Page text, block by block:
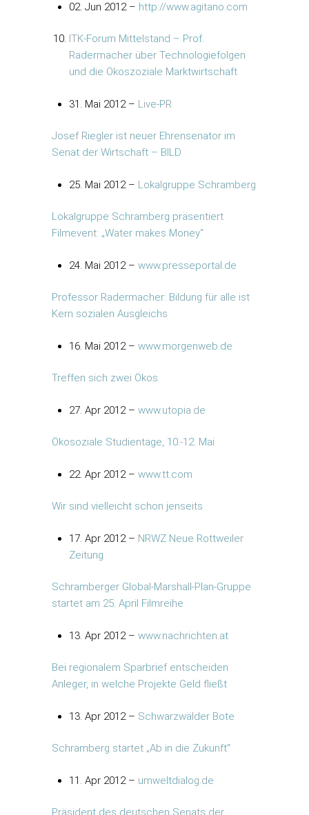
02. Jun 2012 – http://www.agitano.com
ITK-Forum Mittelstand – Prof.
Radermacher über Technologiefolgen
und die Ökoszoziale Marktwirtschaft
31. Mai 2012 – Live-PR
Josef Riegler ist neuer Ehrensenator im
Senat der Wirtschaft – BILD
25. Mai 2012 – Lokalgruppe Schramberg
Lokalgruppe Schramberg präsentiert
Filmevent: „Water makes Money“
24. Mai 2012 – www.presseportal.de
Professor Radermacher: Bildung für alle ist
Kern sozialen Ausgleichs
16. Mai 2012 – www.morgenweb.de
Treffen sich zwei Ökos
27. Apr 2012 – www.utopia.de
Ökosoziale Studientage, 10.-12. Mai
22. Apr 2012 – www.tt.com
Wir sind vielleicht schon jenseits
17. Apr 2012 – NRWZ Neue Rottweiler
Zeitung
Schramberger Global-Marshall-Plan-Gruppe
startet am 25. April Filmreihe
13. Apr 2012 – www.nachrichten.at
Bei regionalem Sparbrief entscheiden
Anleger, in welche Projekte Geld fließt
13. Apr 2012 – Schwarzwälder Bote
Schramberg startet „Ab in die Zukunft“
11. Apr 2012 – umweltdialog.de
Präsident des deutschen Senats der